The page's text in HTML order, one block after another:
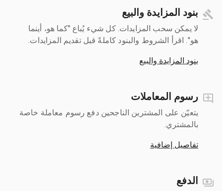
بنود المزايدة والبيع
لا يمكن سحب المزايدات. كل شيء يُباع "كما هو، أينما
هو". اقرأ الشروط والبنود كاملةً قبل تقديم المزايدات.
بنود المزايدة والبيع
رسوم المعاملات
يتعيّن على المشترين الناجحين دفع رسوم معاملة خاصة
بالمشتري.
تفاصيل إضافية
الدفع